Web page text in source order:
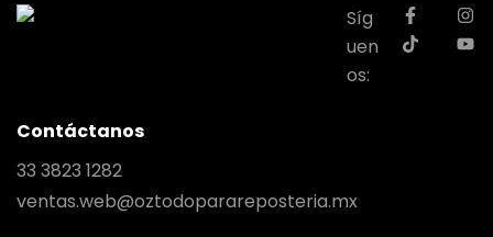
Síg
uen
os:
Contáctanos
33 3823 1282
ventas.web@oztodoparareposteria.mx